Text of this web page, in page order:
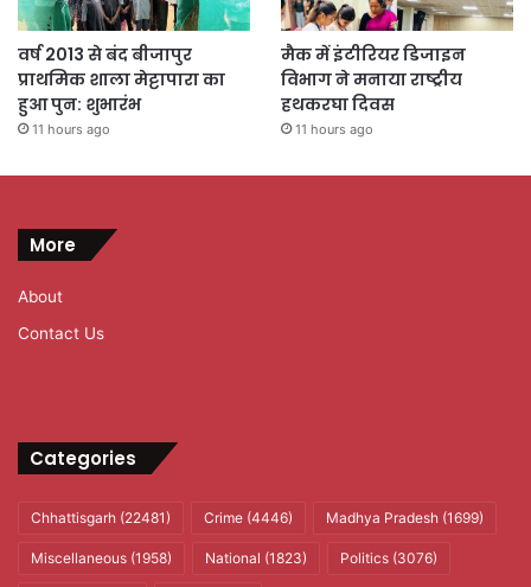
वर्ष 2013 से बंद बीजापुर
प्राथमिक शाला मेट्टापारा का
हुआ पुन: शुभारंभ
11 hours ago
मैक में इंटीरियर डिजाइन
विभाग ने मनाया राष्ट्रीय
हथकरघा दिवस
11 hours ago
More
About
Contact Us
Categories
Chhattisgarh (22481) Crime (4446) Madhya Pradesh (1699)
Miscellaneous (1958) National (1823) Politics (3076)